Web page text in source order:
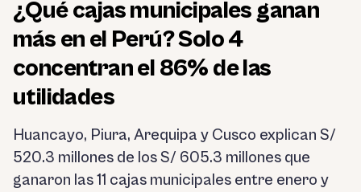
¿Qué cajas municipales ganan
más en el Perú? Solo 4
concentran el 86% de las
utilidades
Huancayo, Piura, Arequipa y Cusco explican S/
520.3 millones de los S/ 605.3 millones que
ganaron las 11 cajas municipales entre enero y